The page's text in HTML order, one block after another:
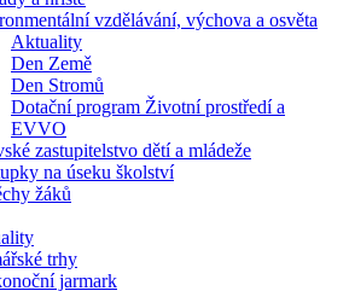
vzdělávání, výchova a osvěta
Aktuality
Den Země
Den Stromů
Dotační program Životní prostředí a
EVVO
zastupitelstvo dětí a mládeže
na úseku školství
žáků
trhy
jarmark